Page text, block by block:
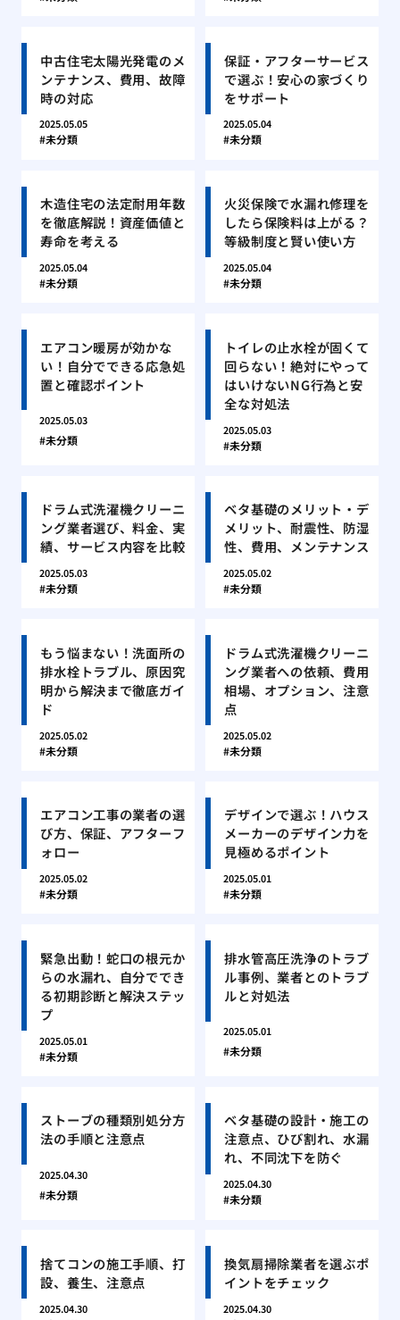
中古住宅太陽光発電のメ
ンテナンス、費用、故障
時の対応
2025.05.05
未分類
保証・アフターサービス
で選ぶ！安心の家づくり
をサポート
2025.05.04
未分類
木造住宅の法定耐用年数
を徹底解説！資産価値と
寿命を考える
2025.05.04
未分類
火災保険で水漏れ修理を
したら保険料は上がる？
等級制度と賢い使い方
2025.05.04
未分類
エアコン暖房が効かな
い！自分でできる応急処
置と確認ポイント
2025.05.03
未分類
トイレの止水栓が固くて
回らない！絶対にやって
はいけないNG行為と安
全な対処法
2025.05.03
未分類
ドラム式洗濯機クリーニ
ング業者選び、料金、実
績、サービス内容を比較
2025.05.03
未分類
ベタ基礎のメリット・デ
メリット、耐震性、防湿
性、費用、メンテナンス
2025.05.02
未分類
もう悩まない！洗面所の
排水栓トラブル、原因究
明から解決まで徹底ガイ
ド
2025.05.02
未分類
ドラム式洗濯機クリーニ
ング業者への依頼、費用
相場、オプション、注意
点
2025.05.02
未分類
エアコン工事の業者の選
び方、保証、アフターフ
ォロー
2025.05.02
未分類
デザインで選ぶ！ハウス
メーカーのデザイン力を
見極めるポイント
2025.05.01
未分類
緊急出動！蛇口の根元か
らの水漏れ、自分ででき
る初期診断と解決ステッ
プ
2025.05.01
未分類
排水管高圧洗浄のトラブ
ル事例、業者とのトラブ
ルと対処法
2025.05.01
未分類
ストーブの種類別処分方
法の手順と注意点
2025.04.30
未分類
ベタ基礎の設計・施工の
注意点、ひび割れ、水漏
れ、不同沈下を防ぐ
2025.04.30
未分類
捨てコンの施工手順、打
設、養生、注意点
2025.04.30
換気扇掃除業者を選ぶポ
イントをチェック
2025.04.30